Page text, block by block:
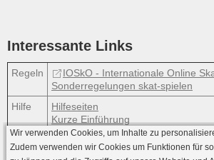
Interessante Links
Regeln
IOSkO - Internationale Online
Sonderregelungen skat-spielen
Hilfe
Hilfeseiten
Kurze Einführung
Wir verwenden Cookies, um Inhalte zu
Zudem verwenden wir Cookies um Funktionen für